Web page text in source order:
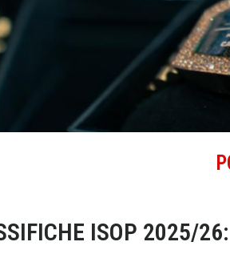
ISOP 2025/